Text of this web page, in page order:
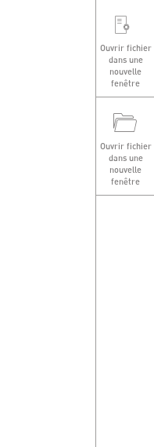
Ouvrir fichier
dans une
nouvelle
fenêtre
Ouvrir fichier
dans une
nouvelle
fenêtre